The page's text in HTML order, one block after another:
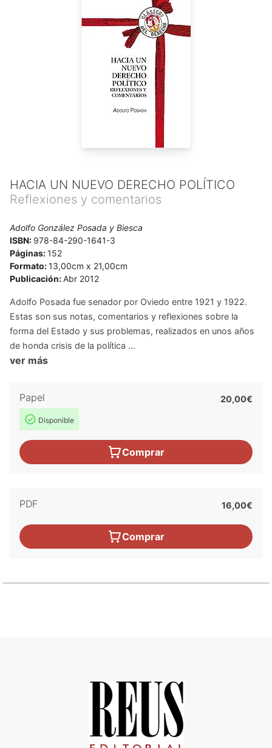
HACIA UN NUEVO DERECHO POLÍTICO
Reflexiones y comentarios
Adolfo González Posada y Biesca
ISBN: 978-84-290-1641-3
Páginas:152
Formato:13,00cm x 21,00cm
Publicación:Abr 2012
Adolfo Posada fue senador por Oviedo entre 1921 y 1922.
Estas son sus notas, comentarios y reflexiones sobre la
forma del Estado y sus problemas, realizados en unos años
de honda crisis de la política ...
ver más
Papel
Disponible
20,00€
Comprar
PDF 16,00€
Comprar